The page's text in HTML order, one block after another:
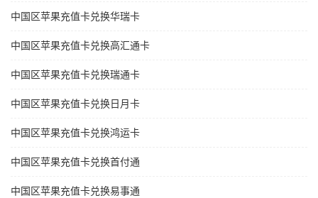
中国区苹果充值卡兑换华瑞卡
中国区苹果充值卡兑换高汇通卡
中国区苹果充值卡兑换瑞通卡
中国区苹果充值卡兑换日月卡
中国区苹果充值卡兑换鸿运卡
中国区苹果充值卡兑换首付通
中国区苹果充值卡兑换易事通